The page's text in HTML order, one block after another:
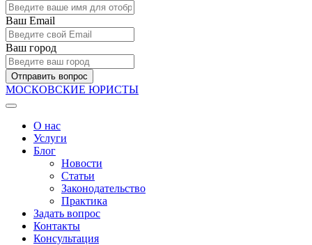
Ваш Email
Ваш город
Отправить вопрос
МОСКОВСКИЕ ЮРИСТЫ
О нас
Услуги
Блог
Новости
Статьи
Законодательство
Практика
Задать вопрос
Контакты
Консультация